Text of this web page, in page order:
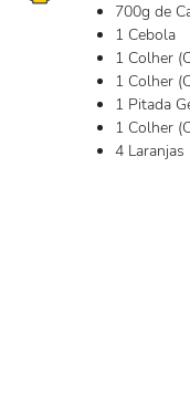
700g de
1 Cebola
1 Colher
1 Colher
1 Pitada
1 Colher
4 Laranjas